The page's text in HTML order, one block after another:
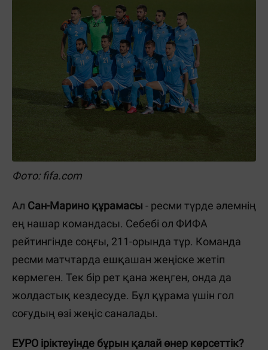
Фото: fifa.com
Ал Сан-Марино құрамасы - ресми түрде әлемнің
ең нашар командасы. Себебі ол ФИФА
рейтингінде соңғы, 211-орында тұр. Команда
ресми матчтарда ешқашан жеңіске жетіп
көрмеген. Тек бір рет қана жеңген, онда да
жолдастық кездесуде. Бұл құрама үшін гол
соғудың өзі жеңіс саналады.
ЕУРО іріктеуінде бұрын қалай өнер көрсеттік?